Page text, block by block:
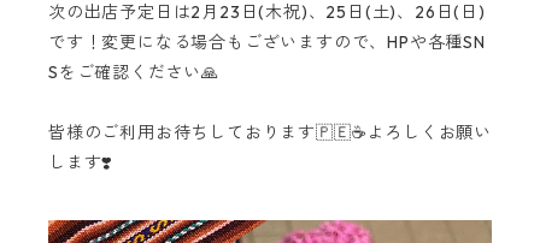
次の出店予定日は2月23日(木祝)、25日(土)、26日(日)
です！変更になる場合もございますので、HPや各種SN
Sをご確認ください🙏
皆様のご利用お待ちしております🇵🇪☕️よろしくお願い
します❣️